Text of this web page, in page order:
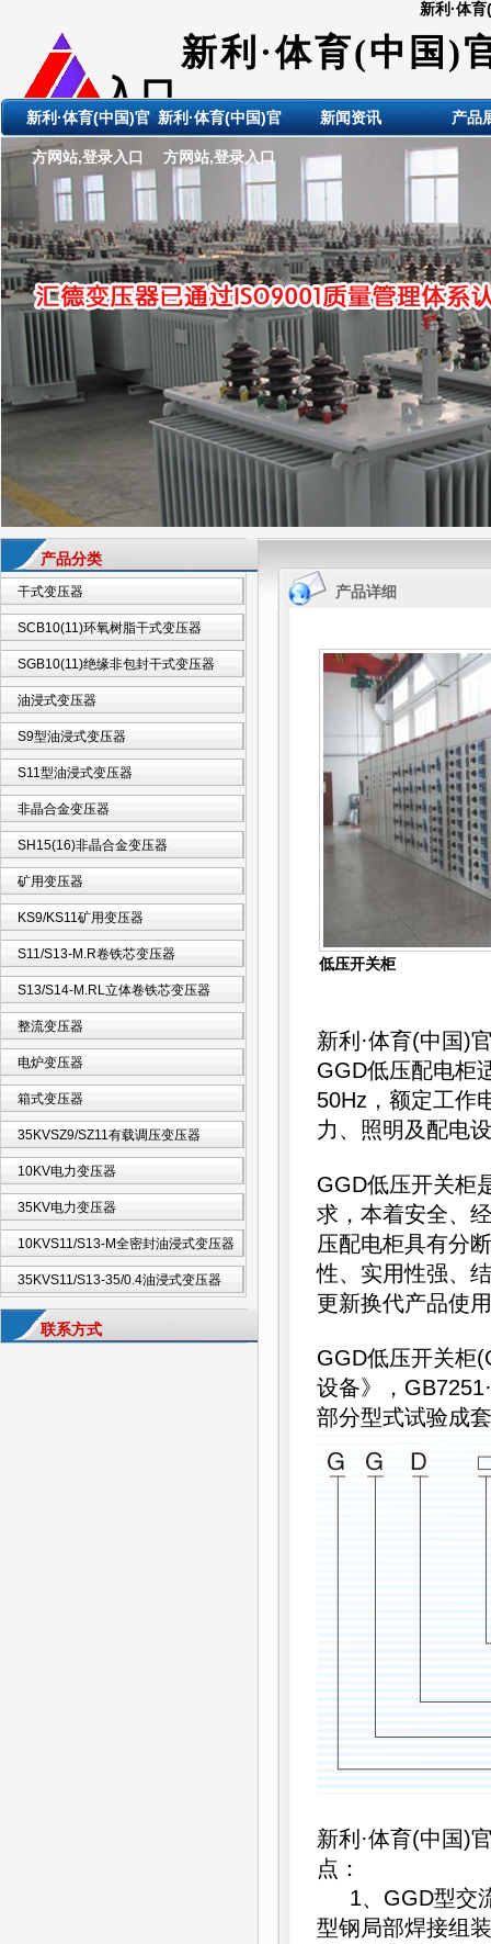
新利·体
新利·体育(中国)
入口
ShanDong HuiDE
新利·体育(中国)官
方网站,登录入口
新利·体育(中国)官
方网站,登录入口
新闻资讯 产品
产品分类
干式变压器
SCB10(11)环氧树脂干式变压器
SGB10(11)绝缘非包封干式变压器
油浸式变压器
S9型油浸式变压器
S11型油浸式变压器
非晶合金变压器
SH15(16)非晶合金变压器
矿用变压器
KS9/KS11矿用变压器
S11/S13-M.R卷铁芯变压器
S13/S14-M.RL立体卷铁芯变压器
整流变压器
电炉变压器
箱式变压器
35KVSZ9/SZ11有载调压变压器
10KV电力变压器
35KV电力变压器
10KVS11/S13-M全密封油浸式变压器
35KVS11/S13-35/0.4油浸式变压器
联系方式
产品详细
低压开关柜
新利·体育(中国)
GGD低压配电柜
50Hz，额定工作
力、照明及配电
GGD低压开关柜
求，本着安全、
压配电柜具有分
性、实用性强、
更新换代产品使
GGD低压开关柜
设备》，
部分型式试验成
新利·体育(中国)
点：
1、GGD型交流
型钢局部焊接组